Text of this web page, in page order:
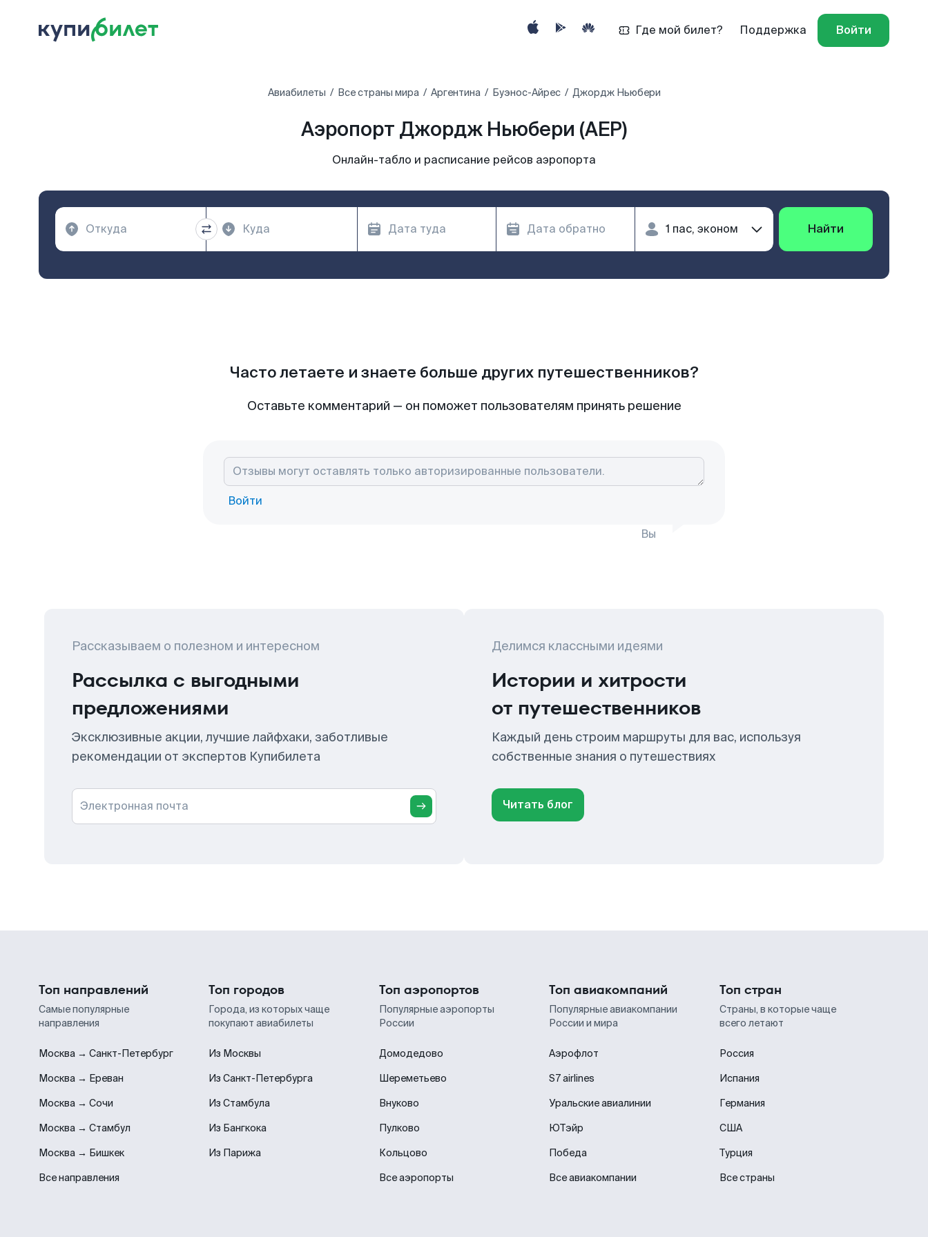
Где мой билет? Поддержка Войти
Авиабилеты Все страны мира Аргентина Буэнос-Айрес Джордж Ньюбери
Аэропорт Джордж Ньюбери (AEP)
Онлайн-табло и расписание рейсов аэропорта
Найти
Часто летаете и знаете больше других путешественников?
Оставьте комментарий — он поможет пользователям принять решение
Войти
Вы
Рассказываем о полезном и интересном
Рассылка с выгодными
предложениями
Эксклюзивные акции, лучшие лайфхаки, заботливые
рекомендации от экспертов Купибилета
Электронная почта
Делимся классными идеями
Истории и хитрости
от путешественников
Каждый день строим маршруты для вас, используя
собственные знания о путешествиях
Читать блог
Топ направлений
Самые популярные
направления
Москва → Санкт-Петербург
Москва → Ереван
Москва → Сочи
Москва → Стамбул
Москва → Бишкек
Все направления
Топ городов
Города, из которых чаще
покупают авиабилеты
Из Москвы
Из Санкт-Петербурга
Из Стамбула
Из Бангкока
Из Парижа
Топ аэропортов
Популярные аэропорты
России
Домодедово
Шереметьево
Внуково
Пулково
Кольцово
Все аэропорты
Топ авиакомпаний
Популярные авиакомпании
России и мира
Аэрофлот
S7 airlines
Уральские авиалинии
ЮТэйр
Победа
Все авиакомпании
Топ стран
Страны, в которые чаще
всего летают
Россия
Испания
Германия
США
Турция
Все страны